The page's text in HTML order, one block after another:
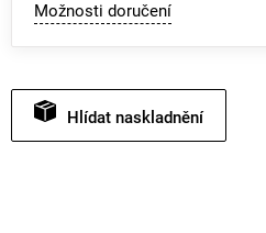
Možnosti doručení
Hlídat